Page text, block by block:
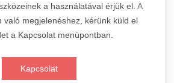
a használatával érjük el. A
való megjelenéshez, kérünk küld el
a Kapcsolat menüpontban.
Kapcsolat